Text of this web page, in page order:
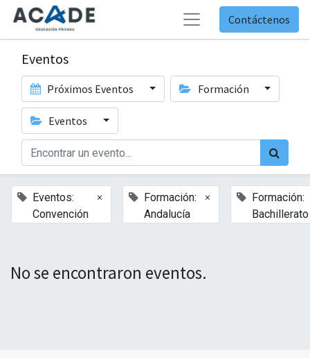
Contáctenos
Eventos
Próximos Eventos Formación
Eventos
Eventos:
Convención
×
Formación:
Andalucía
×
Formación:
Bachillerato
No se encontraron eventos.